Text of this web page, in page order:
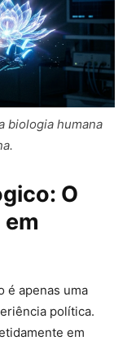
biologia humana
O
é apenas uma
política.
em